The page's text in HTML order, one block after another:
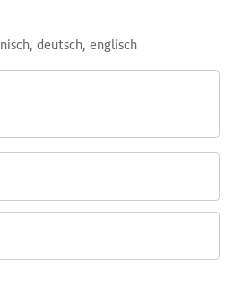
große Bedeutung als
zehn hektischen Baujahren fiel
Gassen, den Fachwerkhäusern
in den Dornröschenschlaf.
deutsch, englisch